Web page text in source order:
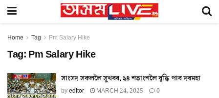
Home Tag Pm Salary Hike
Tag: Pm Salary Hike
সাংসদ সকললৈ সুখবৰ, ২৪ শতাংশলৈ বৃদ্ধি পাব দৰমহা
byeditor MARCH 24, 2025 0